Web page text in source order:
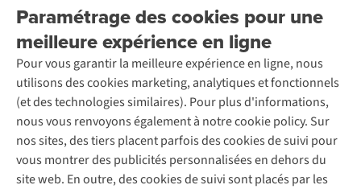
Paramétrage des cookies pour une
meilleure expérience en ligne
Pour vous garantir la meilleure expérience en ligne, nous
utilisons des cookies marketing, analytiques et fonctionnels
(et des technologies similaires). Pour plus d'informations,
nous vous renvoyons également à notre cookie policy. Sur
nos sites, des tiers placent parfois des cookies de suivi pour
vous montrer des publicités personnalisées en dehors du
site web. En outre, des cookies de suivi sont placés par les
Rétractation d'une commande
Entretien & réparations
Garantie
Contactez-nous
À propos d’Ayacucho
Nos magasins
À propos d’A.S.Adventure
Déclaration d'accessibilité
Location / Location sports d’hiver
Entretien de ski
Service de lavage
Entretien de chaussures
Réparation de chaussures
Réparation de vêtements
Retouches
Pour les entreprises
Découvrez
A.S.Magazine
Explore Camp
Gear Check
Expertise & conseils
Abonnez-vous à la newsletter
Suivez-nous